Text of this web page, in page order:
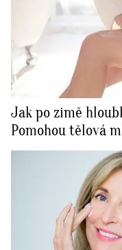
Jak po zimě
Pomohou tělová